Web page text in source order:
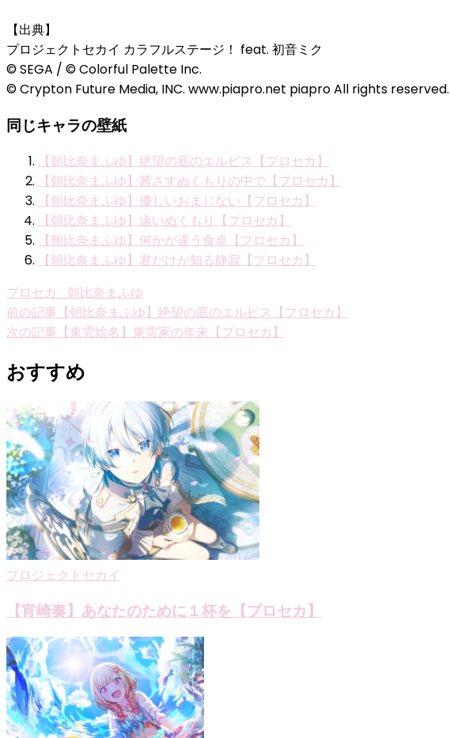
【出典】
プロジェクトセカイ カラフルステージ！ feat. 初音ミク
© SEGA / © Colorful Palette Inc.
© Crypton Future Media, INC. www.piapro.net piapro All rights reserved.
同じキャラの壁紙
【朝比奈まふゆ】絶望の底のエルピス【プロセカ】
【朝比奈まふゆ】茜さすぬくもりの中で【プロセカ】
【朝比奈まふゆ】優しいおまじない【プロセカ】
【朝比奈まふゆ】遠いぬくもり【プロセカ】
【朝比奈まふゆ】何かが違う食卓【プロセカ】
【朝比奈まふゆ】君だけが知る静寂【プロセカ】
プロセカ_朝比奈まふゆ
投
稿
ナ
ゲ
ー
シ
ョ
ン
前の記事 【朝比奈まふゆ】絶望の底のエルピス【プロセカ】
次の記事 【東雲絵名】東雲家の年末【プロセカ】
おすすめ
プロジェクトセカイ
【宵崎奏】あなたのために１杯を【プロセカ】